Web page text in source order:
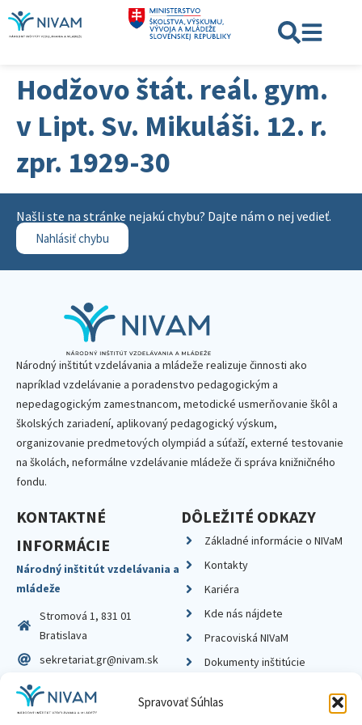
Spravovať Súhlas
Hodžovo štát. reál. gym.
v Lipt. Sv. Mikuláši. 12. r.
zpr. 1929-30
Našli ste na stránke nejakú chybu? Dajte nám o nej vedieť.
Nahlásiť chybu
Národný inštitút vzdelávania a mládeže realizuje činnosti ako
napríklad vzdelávanie a poradenstvo pedagogickým a
nepedagogickým zamestnancom, metodické usmerňovanie škôl a
školských zariadení, aplikovaný pedagogický výskum,
organizovanie predmetových olympiád a súťaží, externé testovanie
na školách, neformálne vzdelávanie mládeže či správa knižničného
fondu.
KONTAKTNÉ
INFORMÁCIE
Národný inštitút vzdelávania a
mládeže
Stromová 1, 831 01
Bratislava
sekretariat.gr@nivam.sk
IČO: 00164348
DIČ: 2020798714
DÔLEŽITÉ ODKAZY
Základné informácie o NIVaM
Kontakty
Kariéra
Kde nás nájdete
Pracoviská NIVaM
Dokumenty inštitúcie